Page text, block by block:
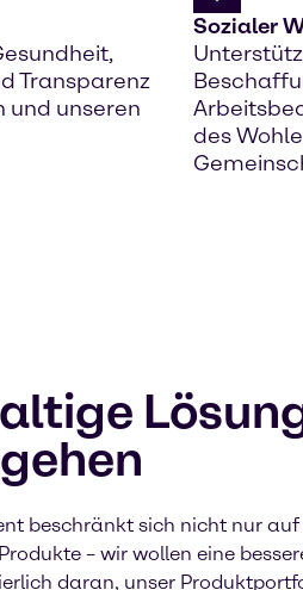
Transparenz
und unseren
Sozialer
des
beschränkt sich nicht nur auf
– wir wollen eine
daran, unser